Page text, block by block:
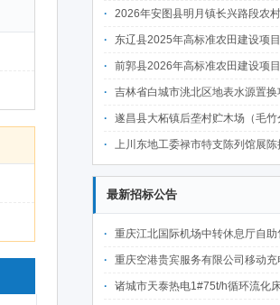
2026年安图县明月镇长兴路段农村公路建设项目
东辽县2025年高标准农田建设项目(第二批)(新建3万亩、改造提升6万亩 )施肥
前郭县2026年高标准农田建设项目七标段中
吉林省白城市洮北区地表水源置换项目可行性研究报告、勘察设计
遂昌县大柘镇后垄村贮木场（毛竹分解点）中
上川东地工委禄市特支陈列馆展陈提升项目施工标段
最新招标公告
重庆江北国际机场中转休息厅自助售卖机点位公开招
重庆空港贵宾服务有限公司移动充电宝点位资源公开
诸城市天泰热电1#75t/h循环流化床锅炉及配套设施升级改造项目（设计施工一体